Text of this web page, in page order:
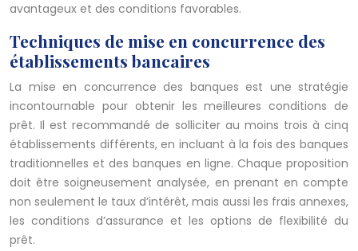
avantageux et des conditions favorables.
Techniques de mise en concurrence des
établissements bancaires
La mise en concurrence des banques est une stratégie
incontournable pour obtenir les meilleures conditions de
prêt. Il est recommandé de solliciter au moins trois à cinq
établissements différents, en incluant à la fois des banques
traditionnelles et des banques en ligne. Chaque proposition
doit être soigneusement analysée, en prenant en compte
non seulement le taux d’intérêt, mais aussi les frais annexes,
les conditions d’assurance et les options de flexibilité du
prêt.